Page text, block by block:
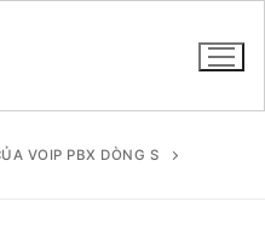
VOIP PBX DÒNG S